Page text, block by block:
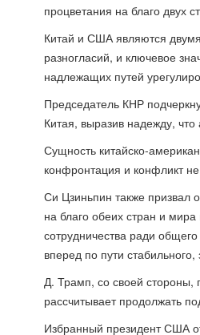
процветания на благо двух
Китай и США являются
разногласий, и ключевое
надлежащих путей
Председатель КНР
Китая, выразив надежду,
Сущность китайско-
конфронтация и конфликт
Си Цзиньпин также призвал
на благо обеих стран и
сотрудничества ради
вперед по пути стабильного,
Д. Трамп, со своей стороны,
рассчитывает продолжать
Избранный президент США